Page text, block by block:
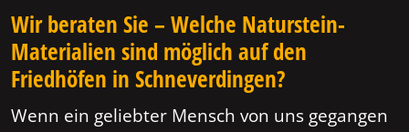
Wir beraten Sie – Welche Naturstein-
Materialien sind möglich auf den
Friedhöfen in Schneverdingen?
Wenn ein geliebter Mensch von uns gegangen